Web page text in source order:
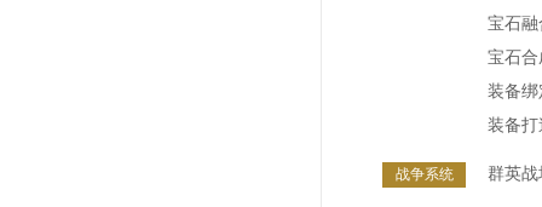
宝石融
宝石合
装备绑
装备打
战争系统 群英战